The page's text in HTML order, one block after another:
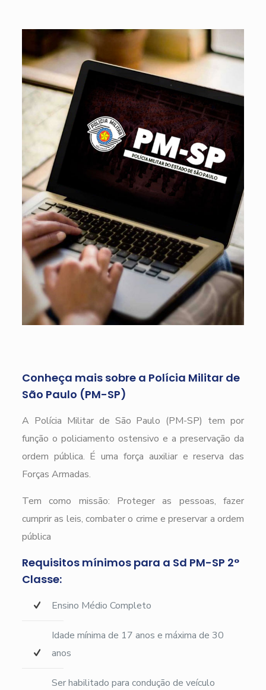
Conheça mais sobre a Polícia Militar de
São Paulo (PM-SP)
A Polícia Militar de São Paulo (PM-SP) tem por
função o policiamento ostensivo e a preservação da
ordem pública. É uma força auxiliar e reserva das
Forças Armadas.
Tem como missão: Proteger as pessoas, fazer
cumprir as leis, combater o crime e preservar a ordem
pública
Requisitos mínimos para a Sd PM-SP 2°
Classe:
Ensino Médio Completo
Idade mínima de 17 anos e máxima de 30
anos
Ser habilitado para condução de veículo